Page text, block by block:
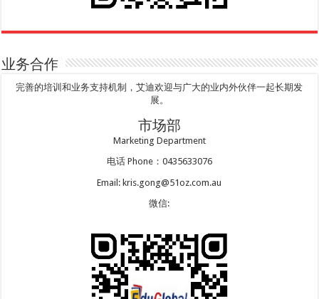
业务合作
完善的培训和业务支持机制，艾迪欢迎与广大的业内外伙伴一起长期发
展。
市场部
Marketing Department
电话 Phone：0435633076
Email: kris.gong@51oz.com.au
微信: